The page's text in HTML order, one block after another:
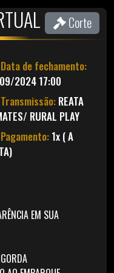
Corte
Data de fechamento:
2024 17:00
Transmissão: REATA
RURAL PLAY
Pagamento: 1x ( A
EM SUA